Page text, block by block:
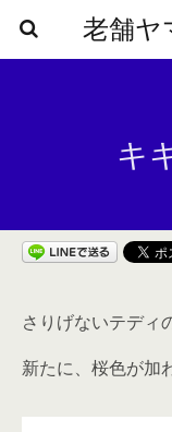
老舗ヤ
キ
さりげないテディ
新たに、桜色が加